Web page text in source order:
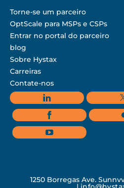
Torne-se um parceiro
OptScale para MSPs e CSPs
Entrar no portal do parceiro
blog
Sobre Hystax
Carreiras
Contate-nos
1250 Borregas Ave,